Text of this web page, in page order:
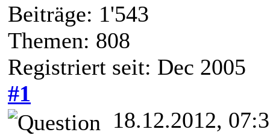
Beiträge: 1'543
Themen: 808
Registriert seit: Dec 2005
#1
18.12.2012,